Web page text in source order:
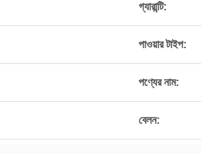
গ্যারান্টি:
পাওয়ার টাইপ:
পণ্যের নাম:
বেলন: